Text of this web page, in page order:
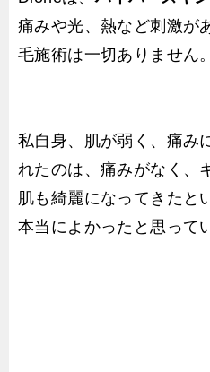
痛みや光、熱など刺激が
毛施術は一切ありません。
私自身、肌が弱く、痛み
れたのは、痛みがなく、
肌も綺麗になってきたと
本当によかったと思って